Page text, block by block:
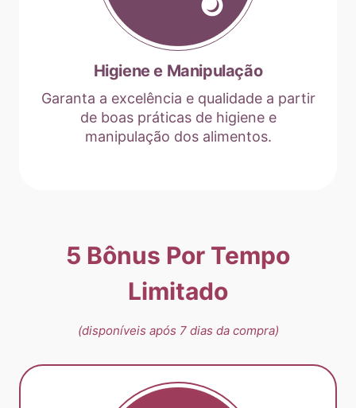
Higiene e Manipulação
Garanta a excelência e qualidade a partir
de boas práticas de higiene e
manipulação dos alimentos.
5 Bônus Por Tempo
Limitado
(disponíveis após 7 dias da compra)